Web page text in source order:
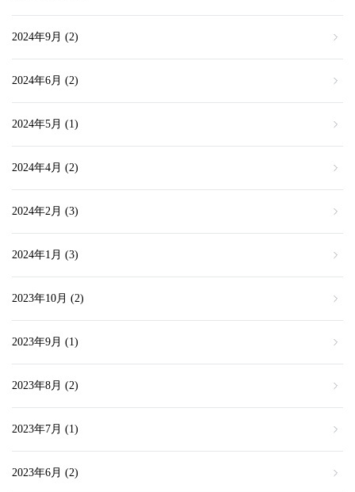
2024年9月 (2)
2024年6月 (2)
2024年5月 (1)
2024年4月 (2)
2024年2月 (3)
2024年1月 (3)
2023年10月 (2)
2023年9月 (1)
2023年8月 (2)
2023年7月 (1)
2023年6月 (2)